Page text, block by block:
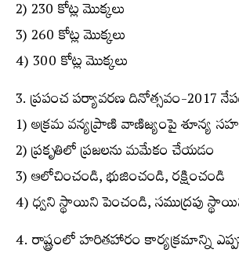
2) 230 కోట్ల మొక్కలు
3) 260 కోట్ల మొక్కలు
4) 300 కోట్ల మొక్కలు
3. ప్రపంచ పర్యావరణ దినోత్సవం-2017
1) అక్రమ వన్యప్రాణి వాణిజ్యంపై శూన్య
2) ప్రకృతిలో ప్రజలను మమేకం చేయడం
3) ఆలోచించండి, భుజించండి, రక్షించండి
4) ధ్వని స్థాయిని పెంచండి, సముద్రపు
4. రాష్ట్రంలో హరితహారం కార్యక్రమాన్ని